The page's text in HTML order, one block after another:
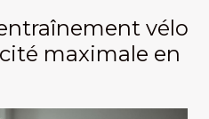
vélo
maximale en